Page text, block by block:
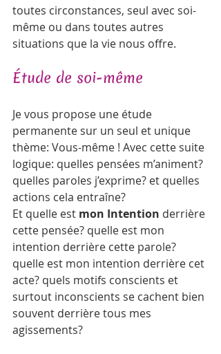
toutes circonstances, seul avec soi-
même ou dans toutes autres
situations que la vie nous offre.
Étude de soi-même
Je vous propose une étude
permanente sur un seul et unique
thème: Vous-même ! Avec cette suite
logique: quelles pensées m’animent?
quelles paroles j’exprime? et quelles
actions cela entraîne?
Et quelle est mon Intention derrière
cette pensée? quelle est mon
intention derrière cette parole?
quelle est mon intention derrière cet
acte? quels motifs conscients et
surtout inconscients se cachent bien
souvent derrière tous mes
agissements?